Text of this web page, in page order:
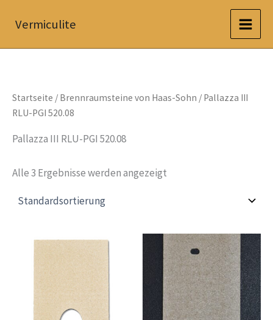
InhaltVermiculite
Startseite / Brennraumsteine von Haas-Sohn / Pallazza III
RLU-PGI 520.08
Pallazza III RLU-PGI 520.08
Alle 3 Ergebnisse werden angezeigt